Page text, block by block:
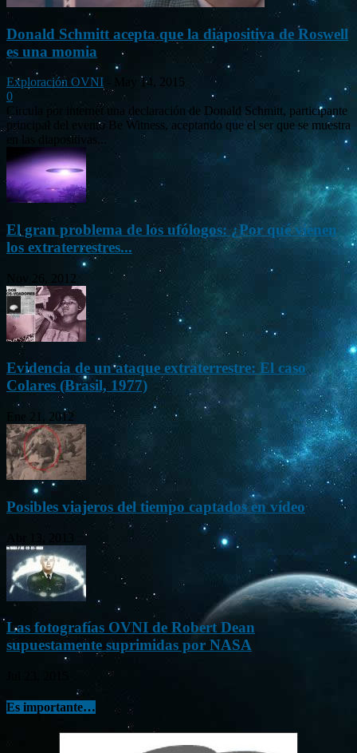
Donald Schmitt acepta que la diapositiva de Roswell
es una momia
Exploración OVNI
May 14, 2015
0
Circula por internet una declaración de Donald Schmitt, participante
principal del evento Be Witness, aceptando que el ser que se muestra
en las diapositivas...
El gran problema de los ufólogos: ¿Por qué vienen
los extraterrestres...
Nov 26, 2012
Evidencia de un ataque extraterrestre: El caso
Colares (Brasil, 1977)
Ene 21, 2012
Posibles viajeros del tiempo captados en vídeo
Las fotografías OVNI de Robert Dean
supuestamente suprimidas por NASA
Es importante…